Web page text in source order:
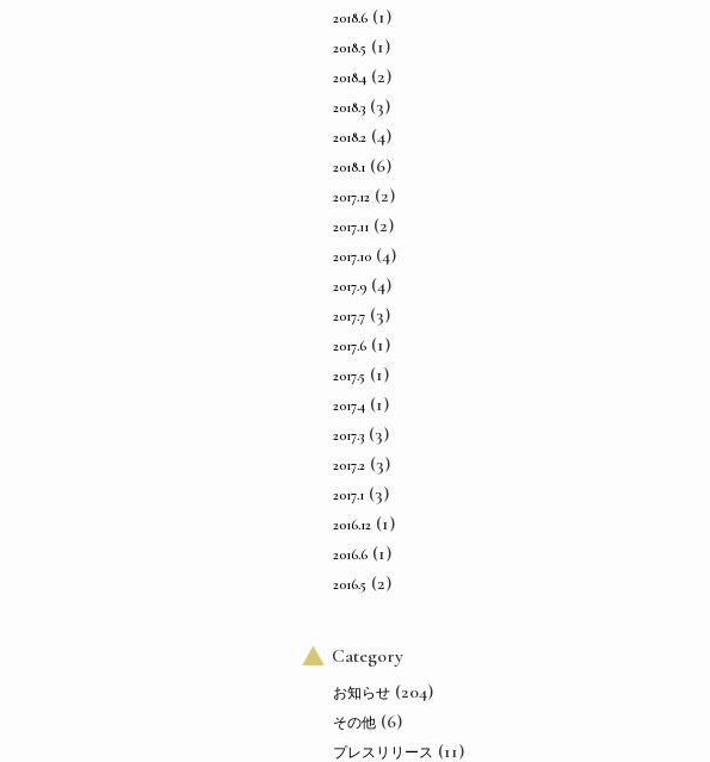
2018.6 (1)
2018.5 (1)
2018.4 (2)
2018.3 (3)
2018.2 (4)
2018.1 (6)
2017.12 (2)
2017.11 (2)
2017.10 (4)
2017.9 (4)
2017.7 (3)
2017.6 (1)
2017.5 (1)
2017.4 (1)
2017.3 (3)
2017.2 (3)
2017.1 (3)
2016.12 (1)
2016.6 (1)
2016.5 (2)
Category
お知らせ (204)
その他 (6)
プレスリリース (11)